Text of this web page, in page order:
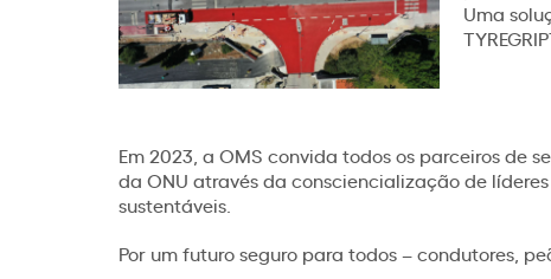
Uma
Em 2023, a OMS convida todos os parceiros de
da ONU através da consciencialização de
sustentáveis.
Por um futuro seguro para todos – condutores,